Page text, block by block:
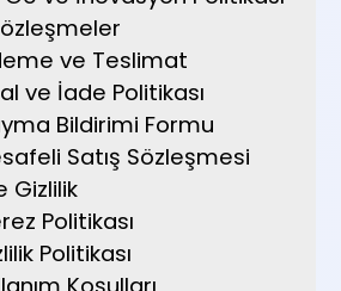
ve Teslimat
ve İade Politikası
Bildirimi Formu
Satış Sözleşmesi
Gizlilik
Politikası
Politikası